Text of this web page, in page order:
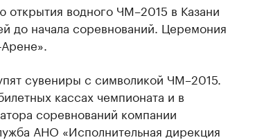
водного ЧМ–2015 в Казани
до начала соревнований. Церемония
сувениры с символикой ЧМ–2015.
кассах чемпионата и в
соревнований компании
АНО «Исполнительная дирекция